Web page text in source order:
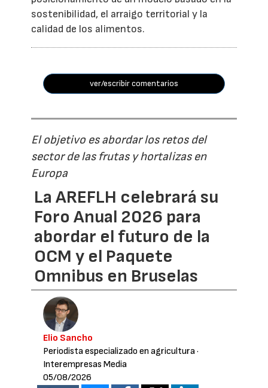
sostenibilidad, el arraigo territorial y la
calidad de los alimentos.
ver/escribir comentarios
El objetivo es abordar los retos del
sector de las frutas y hortalizas en
Europa
La AREFLH celebrará su
Foro Anual 2026 para
abordar el futuro de la
OCM y el Paquete
Omnibus en Bruselas
Elio Sancho
Periodista especializado en agricultura·
Interempresas Media
05/08/2026